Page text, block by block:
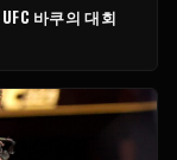
UFC 바쿠의 대회